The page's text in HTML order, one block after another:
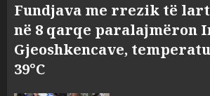
Fundjava me rrezik të
në 8 qarqe paralajmëron
Gjeoshkencave,
39°C